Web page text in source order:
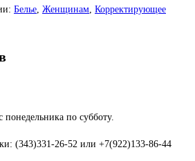
Белье, Женщинам, Корректирующее
понедельника по субботу.
(343)331-26-52 или +7(922)133-86-44